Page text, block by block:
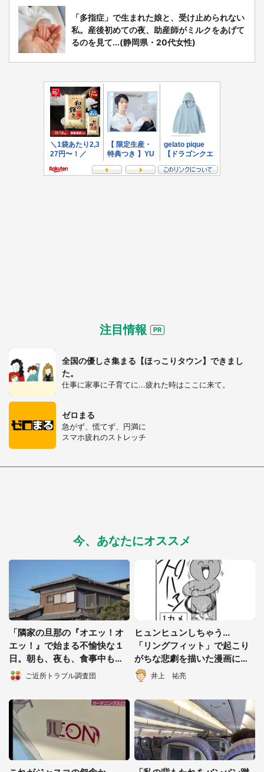
都道府選択
選択する
「多指症」で生まれた娘と、受け止められない
私。産後初めての夜、助産師がミルクをあげて
るのを見て...(静岡県・20代女性)
注目情報
全国の優しさ集まる【ほっこりタウン】できまし
た。
仕事に家事に子育てに...疲れた時はここに来て。
ゼロまる
急がず、慌てず、円満に
スマホ疲れのストレッチ
今、あなたにオススメ
「隣家の旦那の『オエッ！オ
エッ！』で始まる不愉快な１
日。朝も、夜も、食事中も、
吐くような音が鳴り響い
不詳）
ご近所トラブル調査団
ヒュンヒュンしちゃう...
「リングフィット」で起こり
がちな悲劇を描いた漫画に
「息子が立ち上がれない」
井上 祐亮